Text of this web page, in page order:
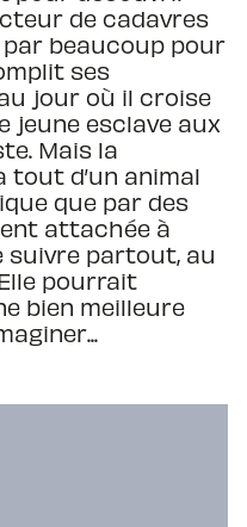
de cadavres
par beaucoup pour
ses
jour où il croise
jeune esclave aux
Mais la
tout d’un animal
que par des
attachée à
suivre partout, au
pourrait
bien meilleure